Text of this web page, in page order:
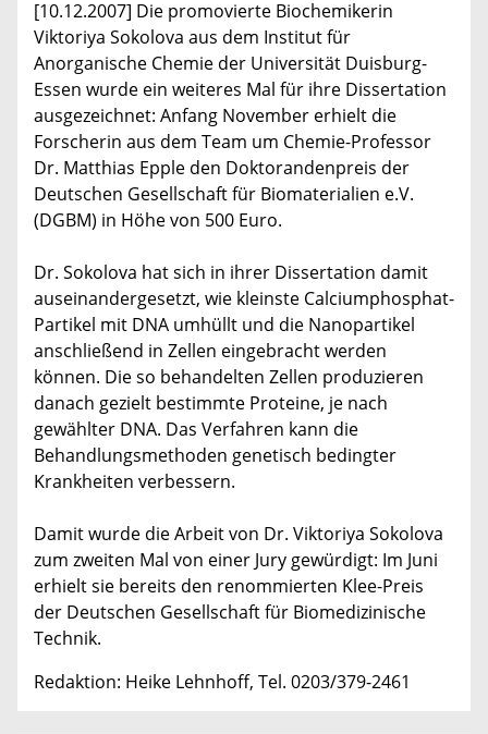
[10.12.2007] Die promovierte Biochemikerin
Viktoriya Sokolova aus dem Institut für
Anorganische Chemie der Universität Duisburg-
Essen wurde ein weiteres Mal für ihre Dissertation
ausgezeichnet: Anfang November erhielt die
Forscherin aus dem Team um Chemie-Professor
Dr. Matthias Epple den Doktorandenpreis der
Deutschen Gesellschaft für Biomaterialien e.V.
(DGBM) in Höhe von 500 Euro.
Dr. Sokolova hat sich in ihrer Dissertation damit
auseinandergesetzt, wie kleinste Calciumphosphat-
Partikel mit DNA umhüllt und die Nanopartikel
anschließend in Zellen eingebracht werden
können. Die so behandelten Zellen produzieren
danach gezielt bestimmte Proteine, je nach
gewählter DNA. Das Verfahren kann die
Behandlungsmethoden genetisch bedingter
Krankheiten verbessern.
Damit wurde die Arbeit von Dr. Viktoriya Sokolova
zum zweiten Mal von einer Jury gewürdigt: Im Juni
erhielt sie bereits den renommierten Klee-Preis
der Deutschen Gesellschaft für Biomedizinische
Technik.
Redaktion: Heike Lehnhoff, Tel. 0203/379-2461